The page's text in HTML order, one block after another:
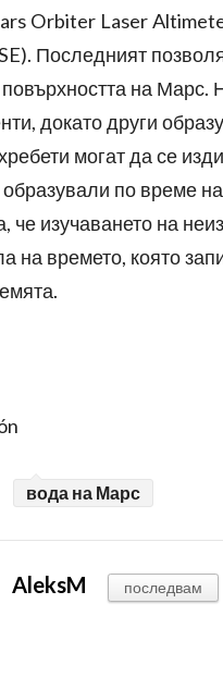
Orbiter Laser
Последният
на Марс.
докато други
могат да се
образували по време
че изучаването на
на времето, която
вода на Марс
AleksM последвам